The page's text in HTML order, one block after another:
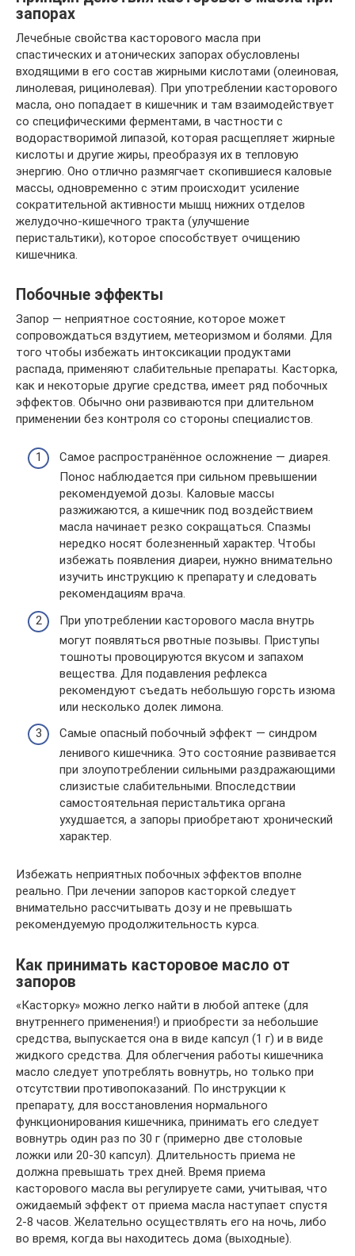
запорах
Лечебные свойства касторового масла при
спастических и атонических запорах обусловлены
входящими в его состав жирными кислотами (олеиновая,
линолевая, рицинолевая). При употреблении касторового
масла, оно попадает в кишечник и там взаимодействует
со специфическими ферментами, в частности с
водорастворимой липазой, которая расщепляет жирные
кислоты и другие жиры, преобразуя их в тепловую
энергию. Оно отлично размягчает скопившиеся каловые
массы, одновременно с этим происходит усиление
сократительной активности мышц нижних отделов
желудочно-кишечного тракта (улучшение
перистальтики), которое способствует очищению
кишечника.
Побочные эффекты
Запор — неприятное состояние, которое может
сопровождаться вздутием, метеоризмом и болями. Для
того чтобы избежать интоксикации продуктами
распада, применяют слабительные препараты. Касторка,
как и некоторые другие средства, имеет ряд побочных
эффектов. Обычно они развиваются при длительном
применении без контроля со стороны специалистов.
Самое распространённое осложнение — диарея.
Понос наблюдается при сильном превышении
рекомендуемой дозы. Каловые массы
разжижаются, а кишечник под воздействием
масла начинает резко сокращаться. Спазмы
нередко носят болезненный характер. Чтобы
избежать появления диареи, нужно внимательно
изучить инструкцию к препарату и следовать
рекомендациям врача.
При употреблении касторового масла внутрь
могут появляться рвотные позывы. Приступы
тошноты провоцируются вкусом и запахом
вещества. Для подавления рефлекса
рекомендуют съедать небольшую горсть изюма
или несколько долек лимона.
Самые опасный побочный эффект — синдром
ленивого кишечника. Это состояние развивается
при злоупотреблении сильными раздражающими
слизистые слабительными. Впоследствии
самостоятельная перистальтика органа
ухудшается, а запоры приобретают хронический
характер.
Избежать неприятных побочных эффектов вполне
реально. При лечении запоров касторкой следует
внимательно рассчитывать дозу и не превышать
рекомендуемую продолжительность курса.
Как принимать касторовое масло от
запоров
«Касторку» можно легко найти в любой аптеке (для
внутреннего применения!) и приобрести за небольшие
средства, выпускается она в виде капсул (1 г) и в виде
жидкого средства. Для облегчения работы кишечника
масло следует употреблять вовнутрь, но только при
отсутствии противопоказаний. По инструкции к
препарату, для восстановления нормального
функционирования кишечника, принимать его следует
вовнутрь один раз по 30 г (примерно две столовые
ложки или 20-30 капсул). Длительность приема не
должна превышать трех дней. Время приема
касторового масла вы регулируете сами, учитывая, что
ожидаемый эффект от приема масла наступает спустя
2-8 часов. Желательно осуществлять его на ночь, либо
во время, когда вы находитесь дома (выходные).